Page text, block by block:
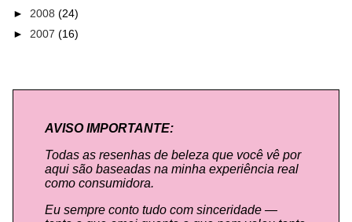
► 2008 (24)
► 2007 (16)
AVISO IMPORTANTE:
Todas as resenhas de beleza que você vê por
aqui são baseadas na minha experiência real
como consumidora.
Eu sempre conto tudo com sinceridade —